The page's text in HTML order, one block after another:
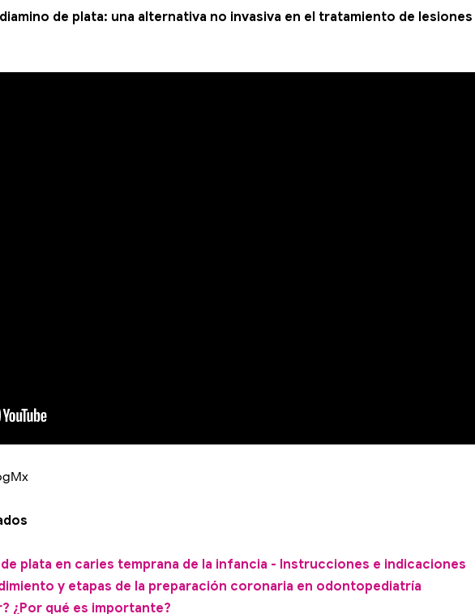
diamino de plata: una alternativa no invasiva en el tratamiento de lesiones
plata en caries temprana de la infancia - Instrucciones e indicaciones
y etapas de la preparación coronaria en odontopediatría
¿Por qué es importante?